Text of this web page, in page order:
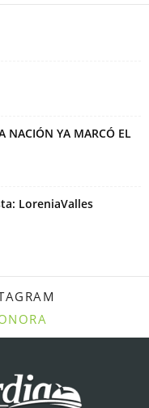
NACIÓN YA MARCÓ EL
LoreniaValles